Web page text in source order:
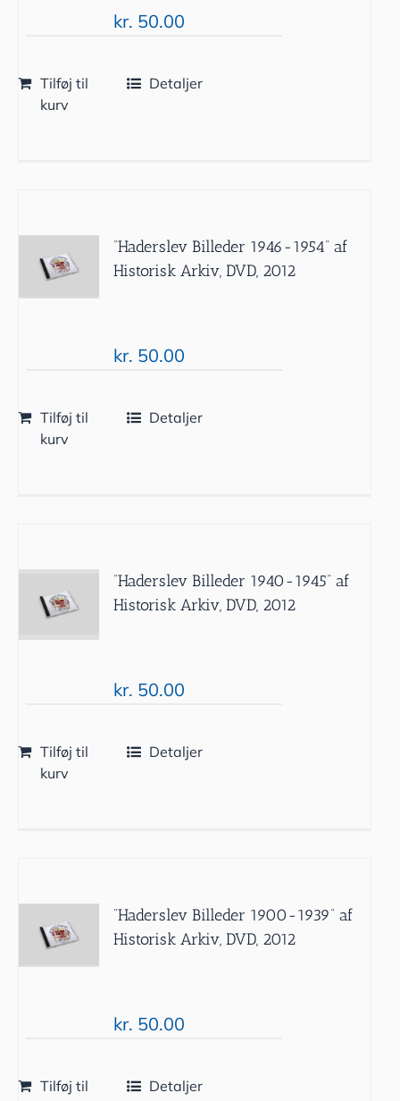
kr. 50.00
Tilføj til
kurv
Detaljer
”Haderslev Billeder 1946-1954” af
Historisk Arkiv, DVD, 2012
kr. 50.00
Tilføj til
kurv
Detaljer
”Haderslev Billeder 1940-1945” af
Historisk Arkiv, DVD, 2012
kr. 50.00
Tilføj til
kurv
Detaljer
”Haderslev Billeder 1900-1939” af
Historisk Arkiv, DVD, 2012
kr. 50.00
Tilføj til
Detaljer